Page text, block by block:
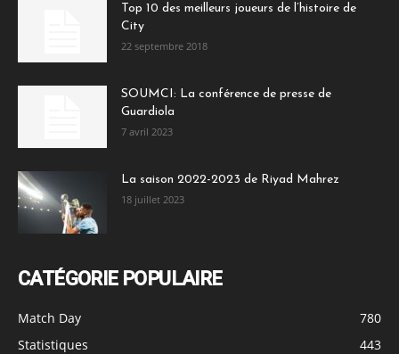
Top 10 des meilleurs joueurs de l’histoire de
City
22 septembre 2018
SOUMCI: La conférence de presse de
Guardiola
7 avril 2023
La saison 2022-2023 de Riyad Mahrez
18 juillet 2023
CATÉGORIE POPULAIRE
Match Day
780
Statistiques
443